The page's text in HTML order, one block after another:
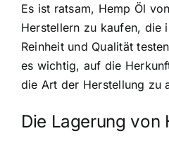
Es ist ratsam, Hemp Öl
Herstellern zu kaufen, die
Reinheit und Qualität
es wichtig, auf die
die Art der Herstellung zu
Die Lagerung von